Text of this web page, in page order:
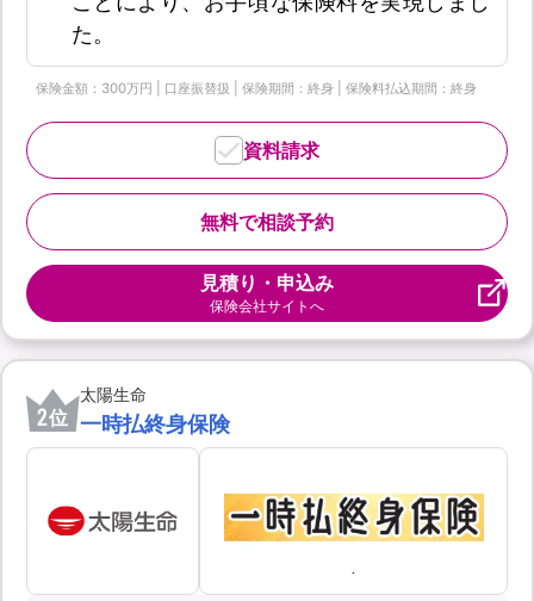
た。
保険金額：300万円 | 口座振替扱 | 保険期間：終身 | 保険料払込期間：終身
無料で相談予約
資料請求
見積り・申込み
保険会社サイトへ
2位
太陽生命
一時払終身保険